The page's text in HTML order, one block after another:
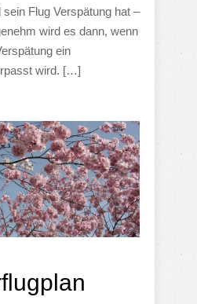
Flug Verspätung hat –
wird es dann, wenn
ein
wird. […]